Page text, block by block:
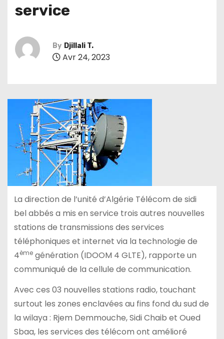
service
By Djillali T.
Avr 24, 2023
La direction de l’unité d’Algérie Télécom de sidi
bel abbés a mis en service trois autres nouvelles
stations de transmissions des services
téléphoniques et internet via la technologie de
4èmegénération (IDOOM 4 GLTE), rapporte un
communiqué de la cellule de communication.
Avec ces 03 nouvelles stations radio, touchant
surtout les zones enclavées au fins fond du sud de
la wilaya : Rjem Demmouche, Sidi Chaib et Oued
Sbaa, les services des télécom ont amélioré